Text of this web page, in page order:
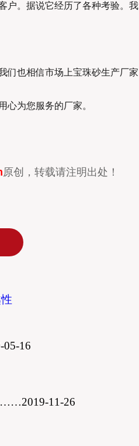
户。据说它经历了各种考验。我
们也相信市场上宝珠砂生产厂家
心为您服务的厂家。
原创，转载请注明出处！
05-16
……2019-11-26